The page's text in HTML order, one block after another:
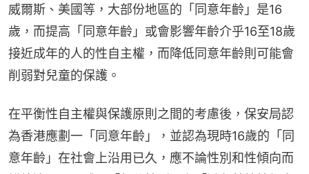
威爾斯、美國等，大部份地區的「同意年齡」是16
歲，而提高「同意年齡」或會影響年齡介乎16至18歲
接近成年的人的性自主權，而降低同意年齡則可能會
削弱對兒童的保護。
在平衡性自主權與保護原則之間的考慮後，保安局認
為香港應劃一「同意年齡」，並認為現時16歲的「同
意年齡」在社會上沿用已久，應不論性別和性傾向而